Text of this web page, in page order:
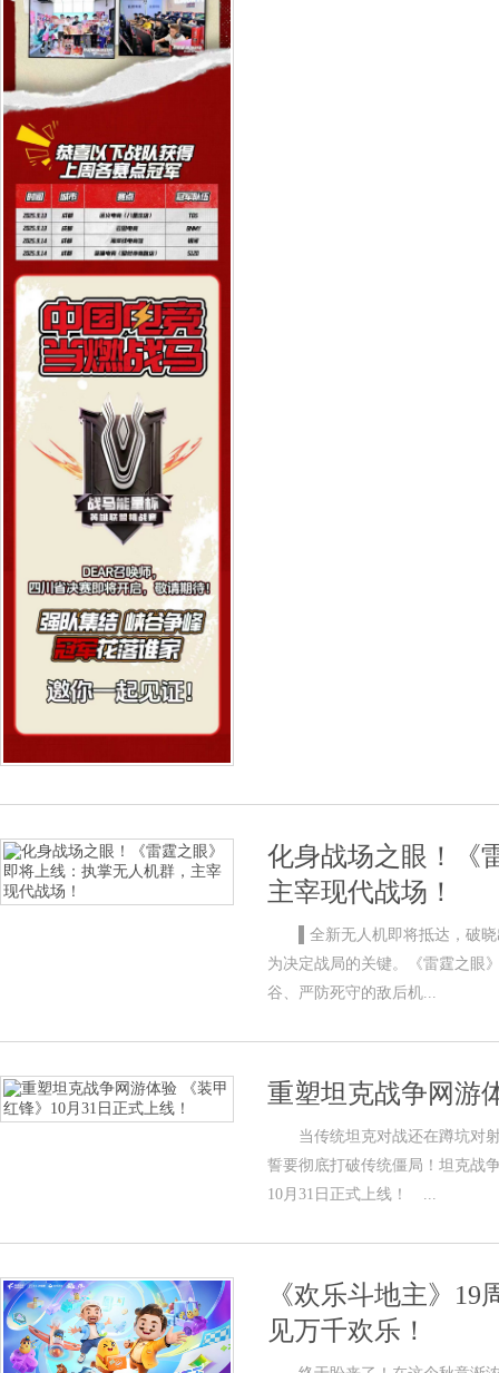
化身战场之眼！《
主宰现代战场！
▌全新无人机即将抵达，破晓
为决定战局的关键。《雷霆之眼
谷、严防死守的敌后机...
重塑坦克战争网游
当传统坦克对战还在蹲坑对射
誓要彻底打破传统僵局！坦克战
10月31日正式上线！ ...
《欢乐斗地主》
见万千欢乐！